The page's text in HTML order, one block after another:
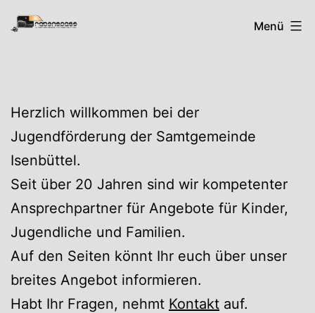
Zum
Inhalt
RabenspassMenü
Herzlich willkommen bei der
Jugendförderung der Samtgemeinde
Isenbüttel.
Seit über 20 Jahren sind wir kompetenter
Ansprechpartner für Angebote für Kinder,
Jugendliche und Familien.
Auf den Seiten könnt Ihr euch über unser
breites Angebot informieren.
Habt Ihr Fragen, nehmt Kontakt auf.